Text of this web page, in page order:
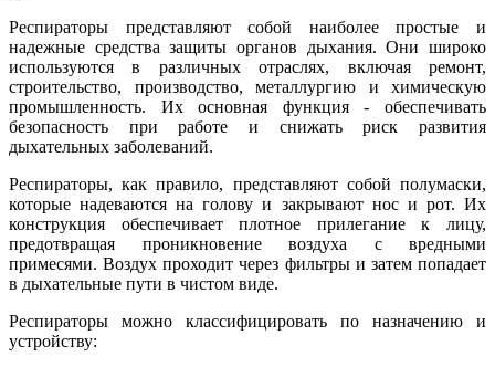
Респираторы представляют собой наиболее простые и
надежные средства защиты органов дыхания. Они широко
используются в различных отраслях, включая ремонт,
строительство, производство, металлургию и химическую
промышленность. Их основная функция - обеспечивать
безопасность при работе и снижать риск развития
дыхательных заболеваний.
Респираторы, как правило, представляют собой полумаски,
которые надеваются на голову и закрывают нос и рот. Их
конструкция обеспечивает плотное прилегание к лицу,
предотвращая проникновение воздуха с вредными
примесями. Воздух проходит через фильтры и затем попадает
в дыхательные пути в чистом виде.
Респираторы можно классифицировать по назначению и
устройству: